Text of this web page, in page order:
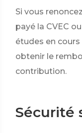
Si vous
payé la CVEC
études en
obtenir le
contribution.
Sécurité